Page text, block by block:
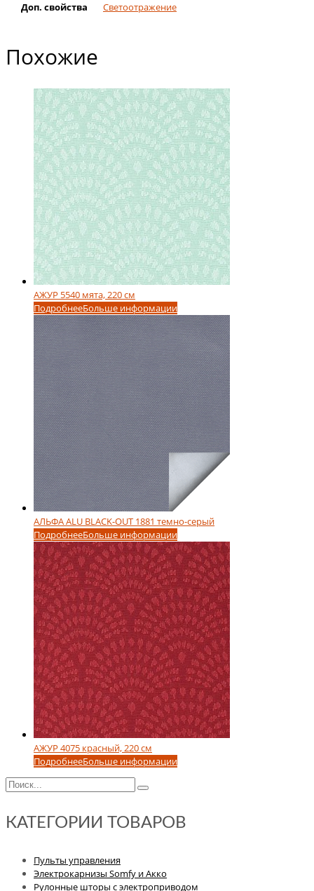
Доп. свойства Светоотражение
Похожие
АЖУР 5540 мята, 220 см
ПодробнееБольше информации
АЛЬФА ALU BLACK-OUT 1881 темно-серый
ПодробнееБольше информации
АЖУР 4075 красный, 220 см
ПодробнееБольше информации
КАТЕГОРИИ ТОВАРОВ
Пульты управления
Электрокарнизы Somfy и Акко
Рулонные шторы с электроприводом